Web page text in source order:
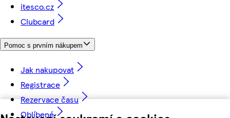
itesco.cz
Clubcard
Pomoc s prvním nákupem
Jak nakupovat
Registrace
Rezervace času
Oblíbené